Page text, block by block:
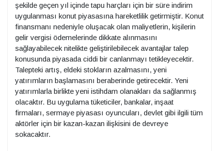
şekilde geçen yıl içinde tapu harçları için bir süre indirim
uygulanması konut piyasasına hareketlilik getirmiştir. Konut
finansmanı nedeniyle oluşacak olan maliyetlerin, kişilerin
gelir vergisi ödemelerinde dikkate alınmasını
sağlayabilecek nitelikte geliştirilebilecek avantajlar talep
konusunda piyasada ciddi bir canlanmayı tetikleyecektir.
Talepteki artış, eldeki stokların azalmasını, yeni
yatırımların başlamasını beraberinde getirecektir. Yeni
yatırımlarla birlikte yeni istihdam olanakları da sağlanmış
olacaktır. Bu uygulama tüketiciler, bankalar, inşaat
firmaları, sermaye piyasası oyuncuları, devlet gibi ilgili tüm
aktörler için bir kazan-kazan ilişkisini de devreye
sokacaktır.